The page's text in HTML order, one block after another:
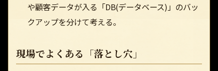
や顧客データが入る「DB(データベース)」のバッ
クアップを分けて考える。
現場でよくある「落とし穴」